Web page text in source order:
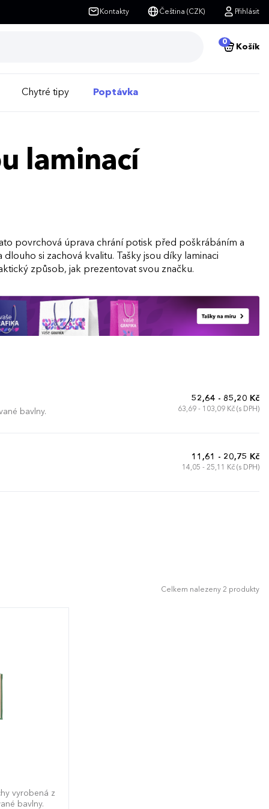
Kontakty Čeština (CZK) Přihlásit
0
Košík
Chytré tipy Poptávka
laminací
povrchová úprava chrání potisk před poškrábáním a
si zachová kvalitu. Tašky jsou díky laminaci
způsob, jak prezentovat svou značku.
bavlny.
52,64 - 85,20 Kč
63,69 - 103,09 Kč (s DPH)
11,61 - 20,75 Kč
14,05 - 25,11 Kč (s DPH)
Celkem nalezeny 2 produkty
vyrobená z
bavlny.